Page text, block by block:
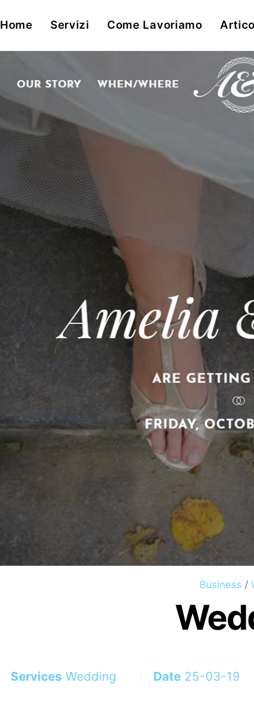
Home Servizi Come Lavoriamo
Business /
Services Wedding Date 25-03-19